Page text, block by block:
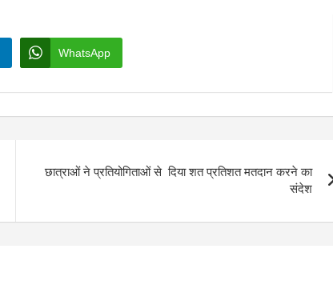
WhatsApp
छात्राओं ने प्रतियोगिताओं से दिया शत प्रतिशत मतदान करने का
संदेश